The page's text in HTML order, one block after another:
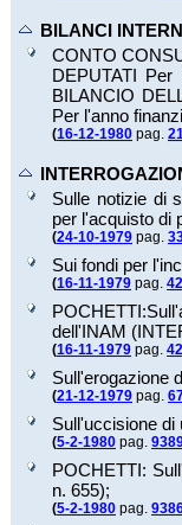
BILANCI
CONTO
DEPUTATI Per
BILANCIO
Per l'anno
(16-12-1980 pag.
Sulle notizie di
per l'acquisto di
(24-10-1979 pag.
Sui fondi per
(16-11-1979 pag.
dell'INAM
(16-11-1979 pag.
Sull'erogazione
(21-12-1979 pag.
Sull'uccisione di
(5-2-1980 pag.
POCHETTI:
n. 655);
(5-2-1980 pag.